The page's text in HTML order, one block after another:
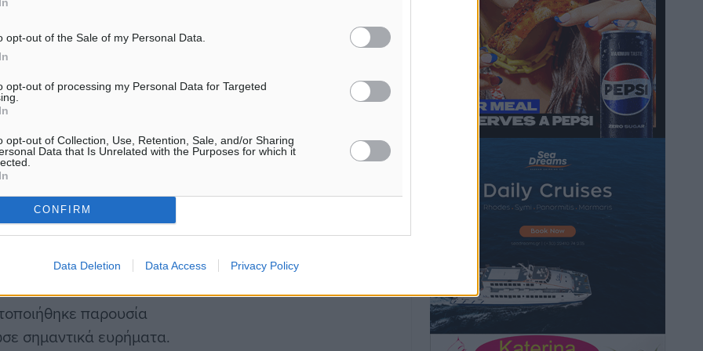
opt-out of the Sale of my Personal Data.
opt-out of processing my Personal Data for Targeted
opt-out of Collection, Use, Retention, Sale, and/or Sharing
Data that Is Unrelated with the Purposes for which it
CONFIRM
Data Deletion Data Access Privacy Policy
εμπλοκές
βάση
ο ίδιος στην
παρατήρησαν ότι ο
κατοικία του και
στο ισόγειο,
Στις 12:10 της 29ης
του και υποβλήθηκε
το κινητό
παρουσία
σημαντικά ευρήματα.
Hotels – Χατζηλαζάρου – Προχωρά
καινούργιο ξενοδοχείο στην Κω
Τοπικές Ειδήσεις• πριν 9 ώρες
Αυτοκίνητο μπήκε παράνομα σε
μονόδρομο στο Μαστιχάρι –
Αναποδογύρισε όχημα με μητέρα και
πριν 9 ώρες
“Η Ευρώπη αντιμετώπιζε το
προσφυγικό σαν ταινία τρόμου” – Η
συγκλονιστική μαρτυρία της Χαρούλας
Γιασιράνη στον RV για τα γεγονότα που
οδήγησαν στο Σύμφωνο της Λέρου
Τοπικές Ειδήσεις• πριν 10 ώρες
Συναυλία με τον Γιάννη Κότσιρα στις